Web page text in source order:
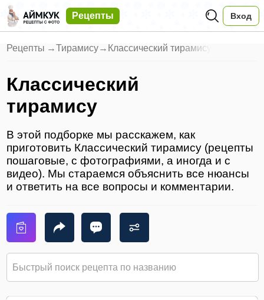
Рецепты Вход
Рецепты →Тирамису→ Классический тирамису
Классический
тирамису
В этой подборке мы расскажем, как
приготовить Классический тирамису (рецепты
пошаговые, с фотографиями, а иногда и с
видео). Мы стараемся объяснить все нюансы
и ответить на все вопросы и комментарии.